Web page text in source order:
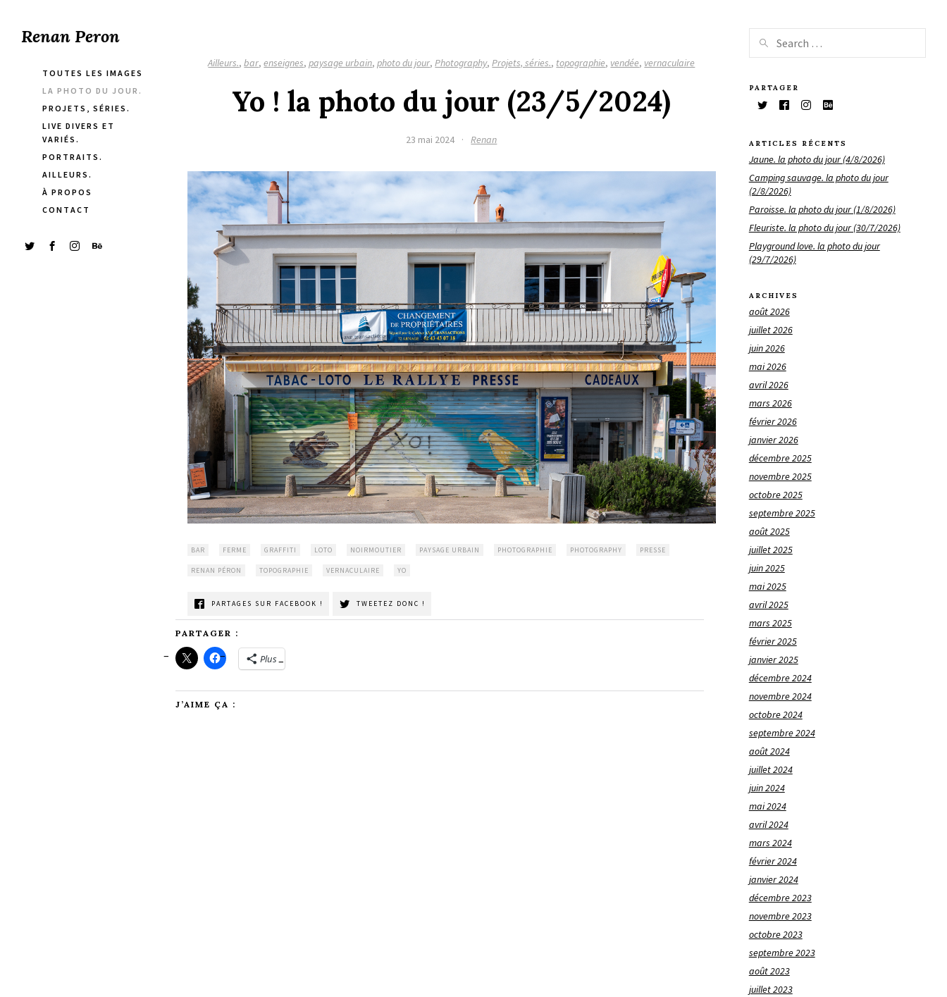
Renan Peron
TOUTES LES IMAGES
LA PHOTO DU JOUR.
PROJETS, SÉRIES.
LIVE DIVERS ET
VARIÉS.
PORTRAITS.
AILLEURS.
À PROPOS
CONTACT
Ailleurs.,bar,enseignes,paysage urbain,photo du jour,Photography,Projets, séries., topographie, vendée, vernaculaire
Yo ! la photo du jour (23/5/2024)
23 mai 2024 · Renan
BAR FERME GRAFFITI LOTO NOIRMOUTIER PAYSAGE URBAIN PHOTOGRAPHIE PHOTOGRAPHY PRESSE
RENAN PÉRON TOPOGRAPHIE VERNACULAIRE YO
PARTAGES SUR FACEBOOK ! TWEETEZ DONC !
PARTAGER :
Plus
J’AIME ÇA :
PARTAGER
ARTICLES RÉCENTS
Jaune. la photo du jour (4/8/2026)
Camping sauvage. la photo du jour
(2/8/2026)
Paroisse. la photo du jour (1/8/2026)
Fleuriste. la photo du jour (30/7/2026)
Playground love. la photo du jour
(29/7/2026)
ARCHIVES
août 2026
juillet 2026
juin 2026
mai 2026
avril 2026
mars 2026
février 2026
janvier 2026
décembre 2025
novembre 2025
octobre 2025
septembre 2025
août 2025
juillet 2025
juin 2025
mai 2025
avril 2025
mars 2025
février 2025
janvier 2025
décembre 2024
novembre 2024
octobre 2024
septembre 2024
août 2024
juillet 2024
juin 2024
mai 2024
avril 2024
mars 2024
février 2024
janvier 2024
décembre 2023
novembre 2023
octobre 2023
septembre 2023
août 2023
juillet 2023